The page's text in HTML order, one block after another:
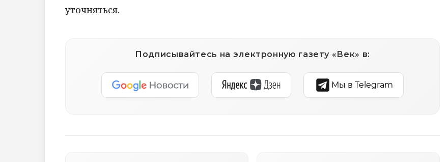
уточняться.
Подписывайтесь на электронную газету «Век» в:
Мы в Telegram